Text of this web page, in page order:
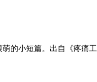
的小短篇。出自《疼痛